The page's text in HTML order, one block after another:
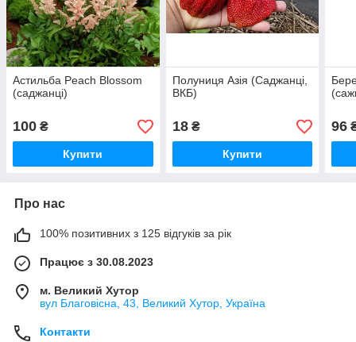
Астильба Peach Blossom
(саджанці)
100 ₴
Купити
Полуниця Азія (Саджанці,
ВКБ)
18₴
Купити
96
Про нас
100% позитивних з 125 відгуків за рік
Працює з 30.08.2023
м. Великий Хутор
вул Благовісна, 43, Великий Хутор, Україна
Контакти